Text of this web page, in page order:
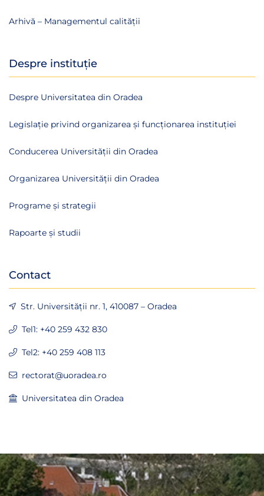
Arhivă – Managementul calității
Despre instituție
Despre Universitatea din Oradea
Legislație privind organizarea și funcționarea instituției
Conducerea Universității din Oradea
Organizarea Universității din Oradea
Programe și strategii
Rapoarte și studii
Contact
Str. Universității nr. 1, 410087 – Oradea
Tel1: +40 259 432 830
Tel2: +40 259 408 113
rectorat@uoradea.ro
Universitatea din Oradea